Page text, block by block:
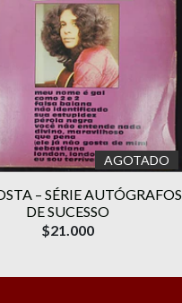
AGOTADO
– SÉRIE AUTÓGRAFOS
DE SUCESSO
$21.000